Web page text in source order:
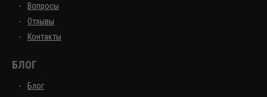
Вопросы
Отзывы
Контакты
БЛОГ
Блог